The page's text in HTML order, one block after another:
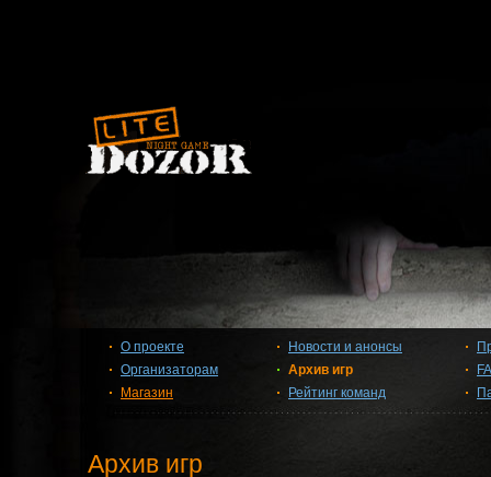
О проекте
Организаторам
Магазин
Новости и анонсы
Архив игр
Рейтинг команд
Архив игр